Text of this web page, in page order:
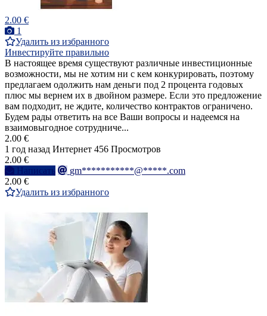
2.00 €
1
Удалить из избранного
Инвестируйте правильно
В настоящее время существуют различные инвестиционные
возможности, мы не хотим ни с кем конкурировать, поэтому
предлагаем одолжить нам деньги под 2 процента годовых
плюс мы вернем их в двойном размере. Если это предложение
вам подходит, не ждите, количество контрактов ограничено.
Будем рады ответить на все Ваши вопросы и надеемся на
взаимовыгодное сотрудниче...
2.00 €
1 год назад Интернет 456 Просмотров
2.00 €
Написать
gm***********@*****.com
2.00 €
Удалить из избранного